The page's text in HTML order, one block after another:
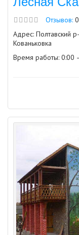
Отзывов:
Адрес: Полтавский
Кованьковка
Время работы: 0:00